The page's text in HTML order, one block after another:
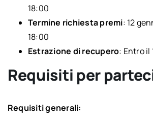
18:00
Termine richiesta premi: 12
18:00
Estrazione di recupero: Entro il
Requisiti per
Requisiti generali: